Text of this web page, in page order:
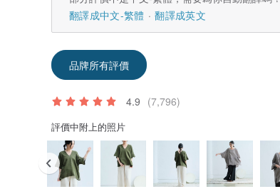
/ Omake Taiwan ShowRoom /
翻譯成中文-繁體
翻譯成英文
品牌所有評價
4.9 (7,796)
評價中附上的照片